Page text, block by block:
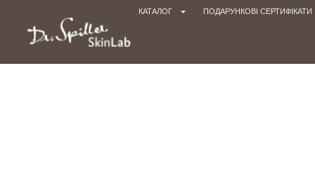
КАТАЛОГ ПОДАРУНКОВІ СЕРТИФІКАТИ